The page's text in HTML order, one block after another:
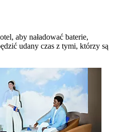
aby naładować baterie,
udany czas z tymi, którzy są